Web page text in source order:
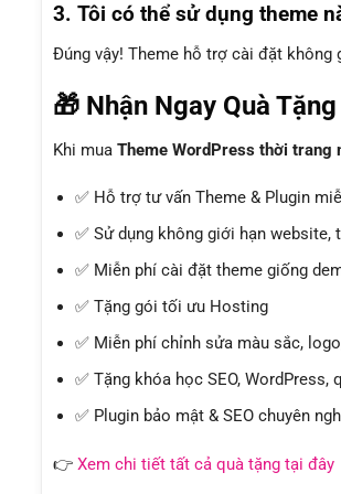
3. Tôi có thể sử dụng theme
Đúng vậy! Theme hỗ trợ cài đặt không
🎁 Nhận Ngay Quà
Khi mua Theme WordPress thời trang
✅ Hỗ trợ tư vấn Theme & Plugin
✅ Sử dụng không giới hạn website,
✅ Miễn phí cài đặt theme giống
✅ Tặng gói tối ưu Hosting
✅ Miễn phí chỉnh sửa màu sắc,
✅ Tặng khóa học SEO, WordPress,
✅ Plugin bảo mật & SEO chuyên
👉 Xem chi tiết tất cả quà tặng tại đây